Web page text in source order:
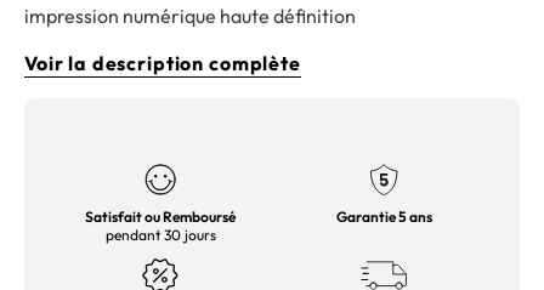
impression numérique haute définition
Voir la description complète
Satisfait ou Remboursé
pendant 30 jours
Garantie 5 ans